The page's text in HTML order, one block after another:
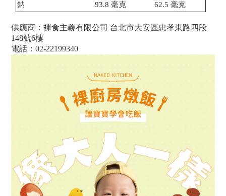
鈉
93.8 毫克 62.5 毫克
供應商：裸食主義有限公司 台北市大安區忠孝東路四段
148號6樓
電話：02-22199340